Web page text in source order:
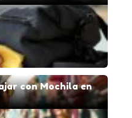
con Mochila en